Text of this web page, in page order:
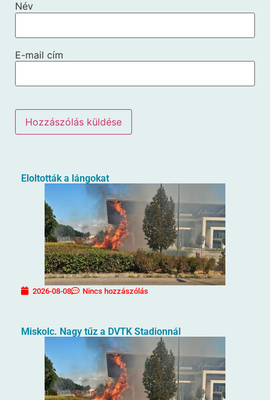
Név
E-mail cím
Eloltották a lángokat
2026-08-08 Nincs hozzászólás
Miskolc. Nagy tűz a DVTK Stadionnál